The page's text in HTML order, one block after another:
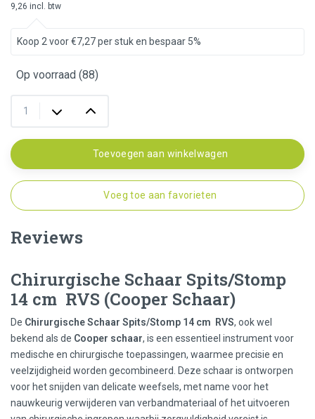
9,26 incl. btw
Koop 2 voor €7,27 per stuk en bespaar 5%
Op voorraad (88)
Toevoegen aan winkelwagen
Voeg toe aan favorieten
Reviews
Chirurgische Schaar Spits/Stomp
14 cm RVS (Cooper Schaar)
De Chirurgische Schaar Spits/Stomp 14 cm RVS, ook wel
bekend als de Cooper schaar, is een essentieel instrument voor
medische en chirurgische toepassingen, waarmee precisie en
veelzijdigheid worden gecombineerd. Deze schaar is ontworpen
voor het snijden van delicate weefsels, met name voor het
nauwkeurig verwijderen van verbandmateriaal of het uitvoeren